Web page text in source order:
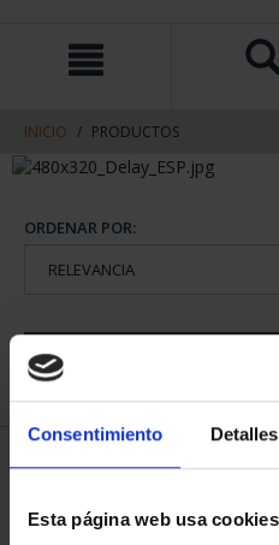
Consentimiento Detalles
Esta página web usa cookies
contenido
navegacin
INICIO PRODUCTOS
ORDENAR POR:
1 Productos encontrados